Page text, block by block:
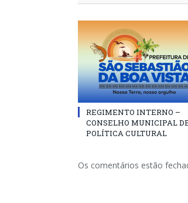
REGIMENTO INTERNO –
CONSELHO MUNICIPAL
POLÍTICA CULTURAL
Os comentários estão